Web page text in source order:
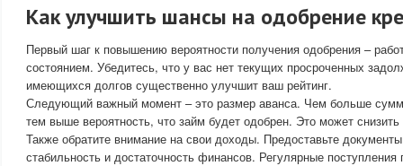
Как улучшить шансы на одобрение
Первый шаг к повышению вероятности получения одобрения –
состоянием. Убедитесь, что у вас нет текущих просроченных
имеющихся долгов существенно улучшит ваш рейтинг.
Следующий важный момент – это размер аванса. Чем больше
тем выше вероятность, что займ будет одобрен. Это может
Также обратите внимание на свои доходы. Предоставьте
стабильность и достаточность финансов. Регулярные поступления